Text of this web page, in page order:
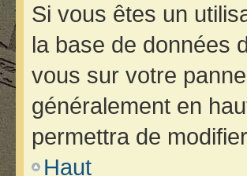
Si vous êtes un
la base de données
vous sur votre
généralement en
permettra de
Haut